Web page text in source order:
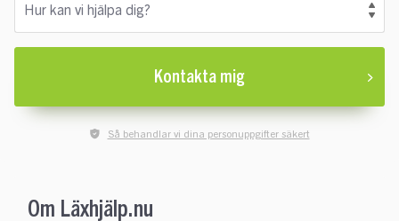
Hur kan vi hjälpa dig?
Kontakta mig
Så behandlar vi dina personuppgifter säkert
Om Läxhjälp.nu